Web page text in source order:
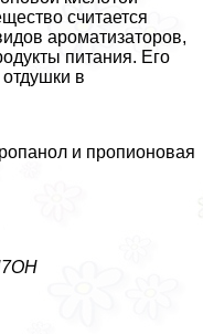
считается
ароматизаторов,
питания. Его
в
и пропионовая